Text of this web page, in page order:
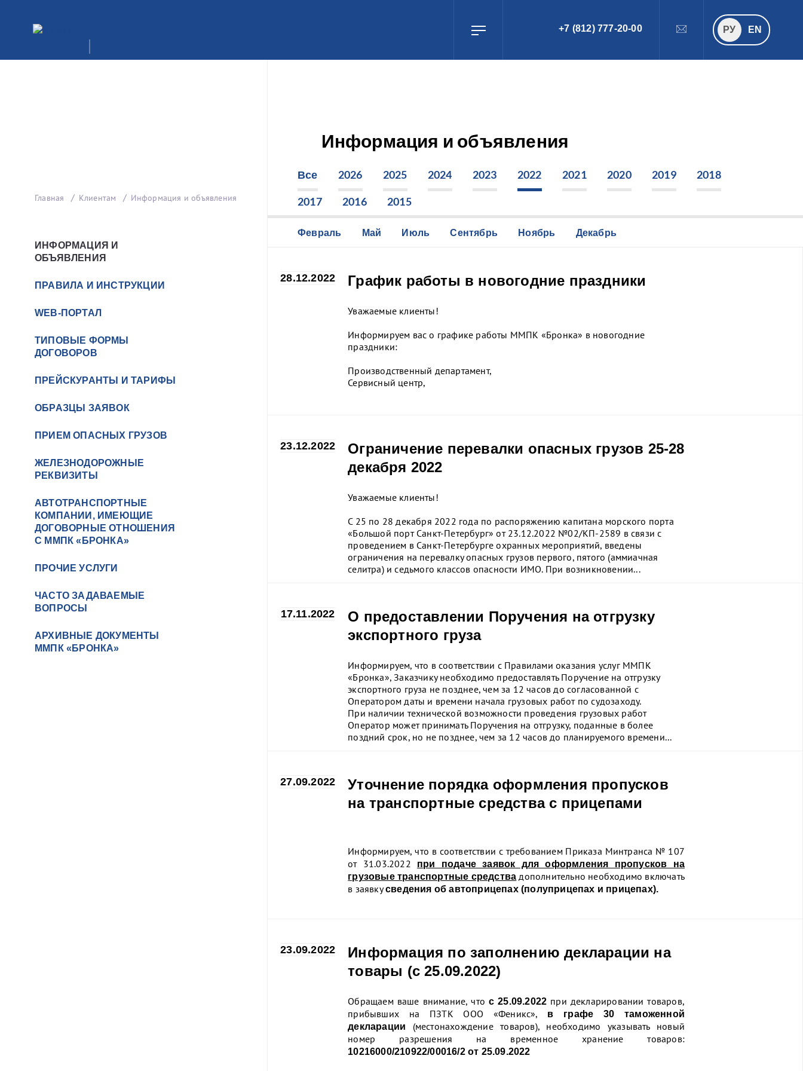
ПОИСК+7 (812) 777-20-00 РУ EN
РУ
Главная Клиентам Информация и объявления
ИНФОРМАЦИЯ И
ОБЪЯВЛЕНИЯ
ПРАВИЛА И ИНСТРУКЦИИ
WEB-ПОРТАЛ
ТИПОВЫЕ ФОРМЫ
ДОГОВОРОВ
ПРЕЙСКУРАНТЫ И ТАРИФЫ
ОБРАЗЦЫ ЗАЯВОК
ПРИЕМ ОПАСНЫХ ГРУЗОВ
ЖЕЛЕЗНОДОРОЖНЫЕ
РЕКВИЗИТЫ
АВТОТРАНСПОРТНЫЕ
КОМПАНИИ, ИМЕЮЩИЕ
ДОГОВОРНЫЕ ОТНОШЕНИЯ
С ММПК «БРОНКА»
ПРОЧИЕ УСЛУГИ
ЧАСТО ЗАДАВАЕМЫЕ
ВОПРОСЫ
АРХИВНЫЕ ДОКУМЕНТЫ
ММПК «БРОНКА»
Информация и объявления
Все 2026 2025 2024 2023 2022 2021 2020 2019 2018
2017 2016 2015
Февраль Май Июль Сентябрь Ноябрь Декабрь
28.12.2022 График работы в новогодние праздники
Уважаемые клиенты!
Информируем вас о графике работы ММПК «Бронка» в новогодние
праздники:
Производственный департамент,
Сервисный центр,
23.12.2022
Ограничение перевалки опасных грузов 25-28
декабря 2022
Уважаемые клиенты!
С 25 по 28 декабря 2022 года по распоряжению капитана морского порта
«Большой порт Санкт-Петербург» от 23.12.2022 №02/КП-2589 в связи с
проведением в Санкт-Петербурге охранных мероприятий, введены
ограничения на перевалку опасных грузов первого, пятого (аммиачная
селитра) и седьмого классов опасности ИМО. При возникновении...
17.11.2022
О предоставлении Поручения на отгрузку
экспортного груза
Информируем, что в соответствии с Правилами оказания услуг ММПК
«Бронка», Заказчику необходимо предоставлять Поручение на отгрузку
экспортного груза не позднее, чем за 12 часов до согласованной с
Оператором даты и времени начала грузовых работ по судозаходу.
При наличии технической возможности проведения грузовых работ
Оператор может принимать Поручения на отгрузку, поданные в более
поздний срок, но не позднее, чем за 12 часов до планируемого времени...
27.09.2022
Уточнение порядка оформления пропусков
на транспортные средства с прицепами
Информируем, что в соответствии с требованием Приказа Минтранса № 107
от 31.03.2022
при подаче заявок для оформления пропусков на
грузовые транспортные средства дополнительно необходимо включать
в заявкусведения об автоприцепах (полуприцепах и прицепах).
23.09.2022
Информация по заполнению декларации на
товары (с 25.09.2022)
Обращаем ваше внимание, что с 25.09.2022 при декларировании товаров,
прибывших на ПЗТК ООО «Феникс»,
в графе 30 таможенной
декларации
(местонахождение товаров), необходимо указывать новый
номер разрешения на временное хранение товаров:
10216000/210922/00016/2 от 25.09.2022